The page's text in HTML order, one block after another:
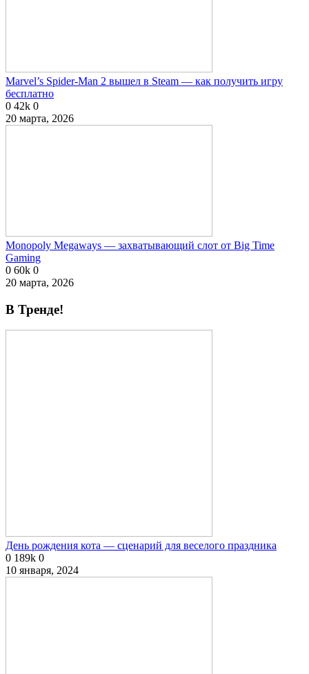
Marvel’s Spider-Man 2 вышел в Steam — как получить игру
бесплатно
0 42k 0
20 марта, 2026
Monopoly Megaways — захватывающий слот от Big Time
Gaming
0 60k 0
20 марта, 2026
В Тренде!
День рождения кота — сценарий для веселого праздника
0 189k 0
10 января, 2024